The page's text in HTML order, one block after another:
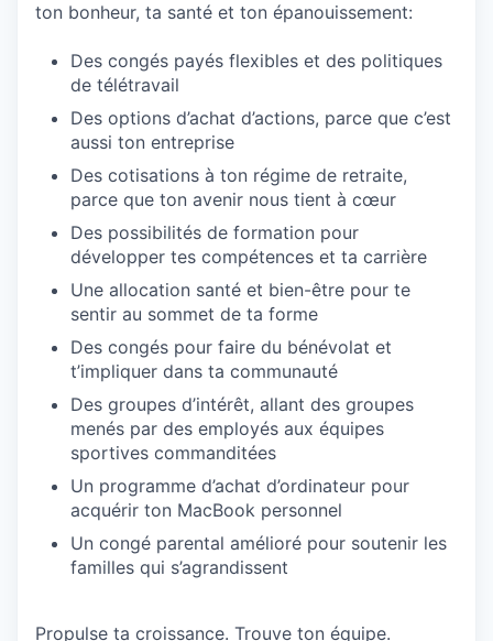
ton bonheur, ta santé et ton épanouissement:
Des congés payés flexibles et des politiques
de télétravail
Des options d’achat d’actions, parce que c’est
aussi ton entreprise
Des cotisations à ton régime de retraite,
parce que ton avenir nous tient à cœur
Des possibilités de formation pour
développer tes compétences et ta carrière
Une allocation santé et bien-être pour te
sentir au sommet de ta forme
Des congés pour faire du bénévolat et
t’impliquer dans ta communauté
Des groupes d’intérêt, allant des groupes
menés par des employés aux équipes
sportives commanditées
Un programme d’achat d’ordinateur pour
acquérir ton MacBook personnel
Un congé parental amélioré pour soutenir les
familles qui s’agrandissent
Propulse ta croissance. Trouve ton équipe.